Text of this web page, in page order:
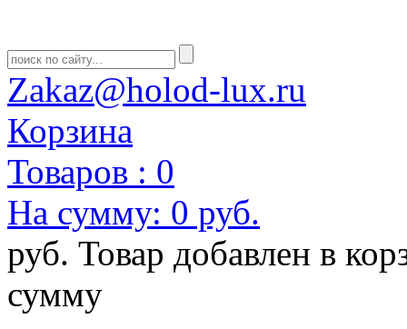
Zakaz@holod-lux.ru
Корзина
Товаров : 0
На сумму: 0 руб.
руб. Товар добавлен в
сумму